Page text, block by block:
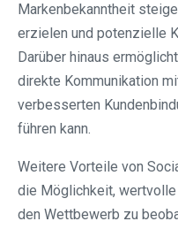
Markenbekanntheit
erzielen und potenzielle
Darüber hinaus
direkte Kommunikation
verbesserten
führen kann.
Weitere Vorteile von
die Möglichkeit,
den Wettbewerb zu